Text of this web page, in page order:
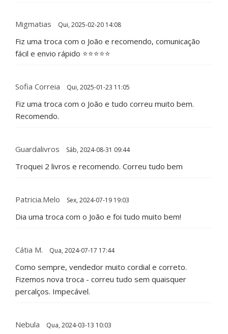
Migmatias Qui, 2025-02-20 14:08
Fiz uma troca com o João e recomendo, comunicação
fácil e envio rápido ⭐️⭐️⭐️⭐️⭐️
Sofia Correia Qui, 2025-01-23 11:05
Fiz uma troca com o João e tudo correu muito bem.
Recomendo.
Guardalivros Sáb, 2024-08-31 09:44
Troquei 2 livros e recomendo. Correu tudo bem
Patricia.Melo Sex, 2024-07-19 19:03
Dia uma troca com o João e foi tudo muito bem!
Cátia M. Qua, 2024-07-17 17:44
Como sempre, vendedor muito cordial e correto.
Fizemos nova troca - correu tudo sem quaisquer
percalços. Impecável.
Nebula Qua, 2024-03-13 10:03